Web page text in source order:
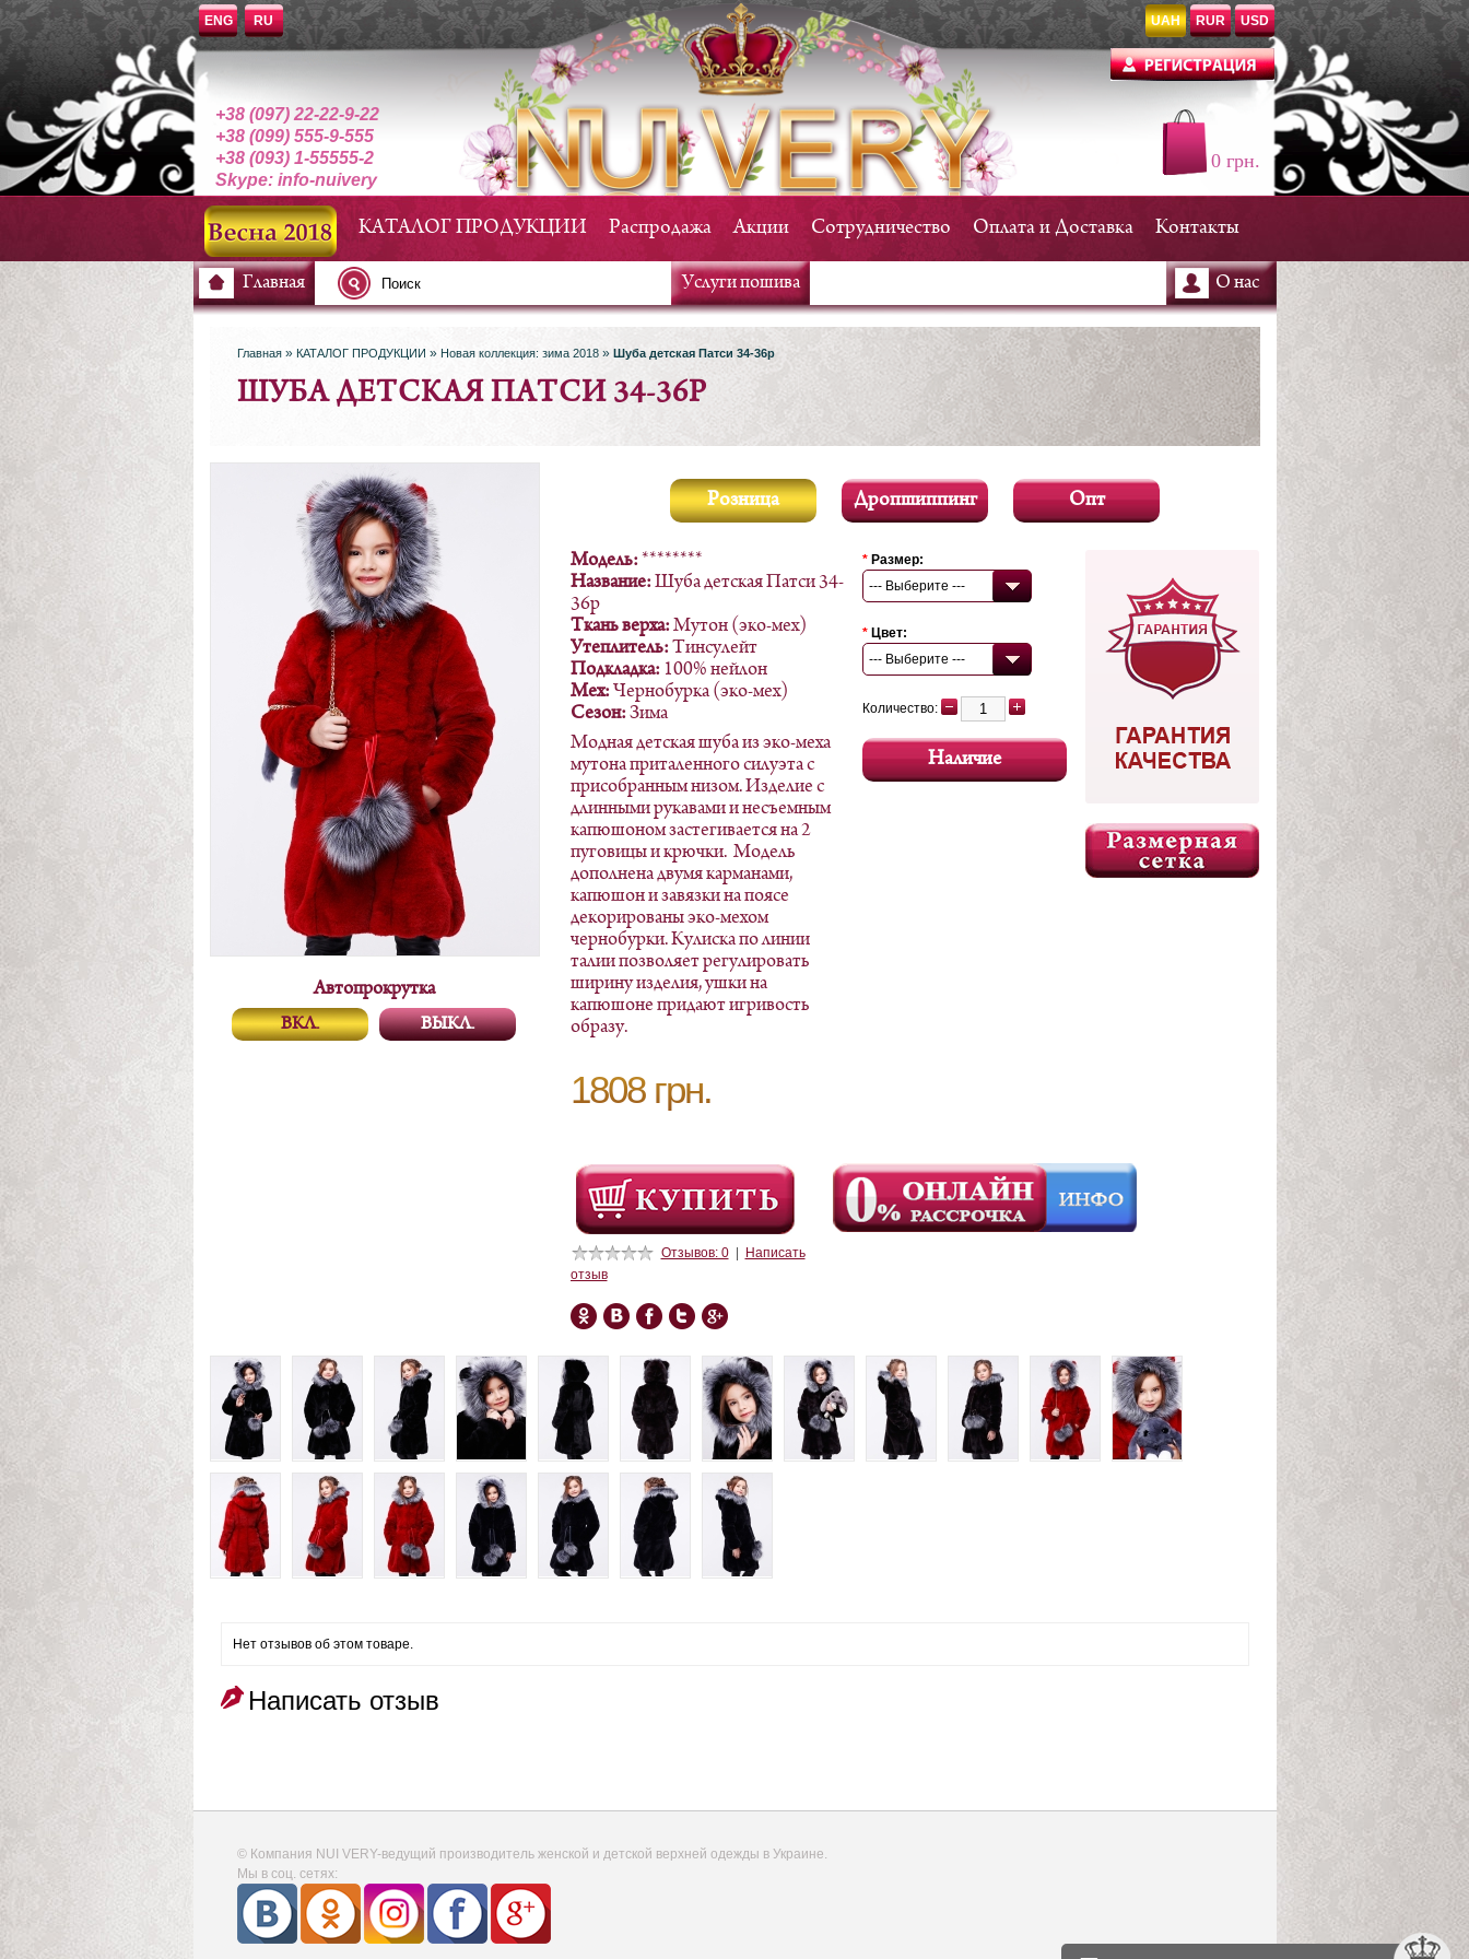
+38 (097) 22-22-9-22
+38 (099) 555-9-555
+38 (093) 1-55555-2
Skype: info-nuivery
ENG RU
0 грн.
UAH RUR USD
КАТАЛОГ ПРОДУКЦИИ Распродажа Акции Сотрудничество Оплата и Доставка Контакты
Главная Услуги пошива О нас
Главная» КАТАЛОГ ПРОДУКЦИИ » Новая коллекция: зима 2018» Шуба детская Патси 34-36р
ШУБА ДЕТСКАЯ ПАТСИ 34-36Р
Автопрокрутка
ВКЛ. ВЫКЛ.
Розница Дропшиппинг Опт
Модель:********
Название:Шуба детская Патси 34-
36р
Ткань верха:Мутон (эко-мех)
Утеплитель:Тинсулейт
Подкладка: 100% нейлон
Мех:Чернобурка (эко-мех)
Сезон:Зима
Модная детская шуба из эко-меха
мутона приталенного силуэта с
присобранным низом. Изделие с
длинными рукавами и несъемным
капюшоном застегивается на 2
пуговицы и крючки. Модель
дополнена двумя карманами,
капюшон и завязки на поясе
декорированы эко-мехом
чернобурки. Кулиска по линии
талии позволяет регулировать
ширину изделия, ушки на
капюшоне придают игривость
образу.
1808 грн.
Отзывов: 0|
Написать
отзыв
* Размер:
--- Выберите ---
* Цвет:
--- Выберите ---
Количество:
Наличие
Нет отзывов об этом товаре.
Написать отзыв
© Компания NUI VERY-ведущий производитель женской и детской верхней одежды в Украине.
Мы в соц. сетях: